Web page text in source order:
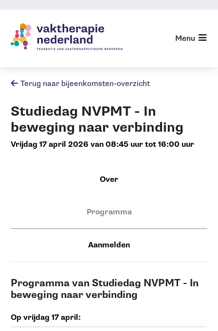
Jump
Jump
main
content
Menu
Terug naar bijeenkomsten-overzicht
Studiedag NVPMT - In
beweging naar verbinding
vrijdag 17 april 2026 van 08:45 uur tot 16:00 uur
Over
Programma
Aanmelden
Programma van Studiedag NVPMT - In
beweging naar verbinding
Op vrijdag 17 april:
Agenda